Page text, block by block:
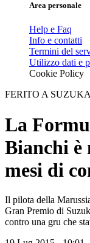
Area personale
Help e Faq
Info e contatti
Termini del
Utilizzo dati e
Cookie Policy
FERITO A SUZUKA
La
Bianchi è
mesi di
Il pilota della
Gran Premio di
contro una gru che